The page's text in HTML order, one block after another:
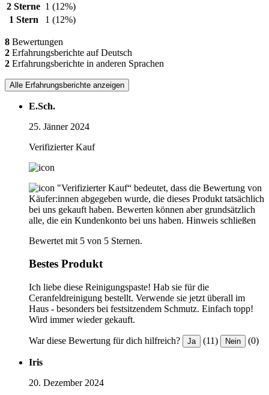
2 Sterne 1 (12%)
1 Stern
1 (12%)
8 Bewertungen
2 Erfahrungsberichte auf Deutsch
2 Erfahrungsberichte in anderen Sprachen
Alle Erfahrungsberichte anzeigen
E.Sch.
25. Jänner 2024
Verifizierter Kauf
"Verifizierter Kauf“ bedeutet, dass die Bewertung von
Käufer:innen abgegeben wurde, die dieses Produkt tatsächlich
bei uns gekauft haben. Bewerten können aber grundsätzlich
alle, die ein Kundenkonto bei uns haben. Hinweis schließen
Bewertet mit 5 von 5 Sternen.
Bestes Produkt
Ich liebe diese Reinigungspaste! Hab sie für die
Ceranfeldreinigung bestellt. Verwende sie jetzt überall im
Haus - besonders bei festsitzendem Schmutz. Einfach topp!
Wird immer wieder gekauft.
War diese Bewertung für dich hilfreich? Ja (11) Nein (0)
Iris
20. Dezember 2024